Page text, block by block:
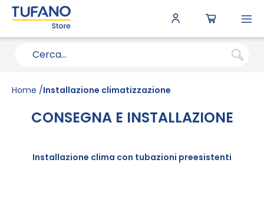
Home Installazione climatizzazione
CONSEGNA E INSTALLAZIONE
Installazione clima con tubazioni preesistenti